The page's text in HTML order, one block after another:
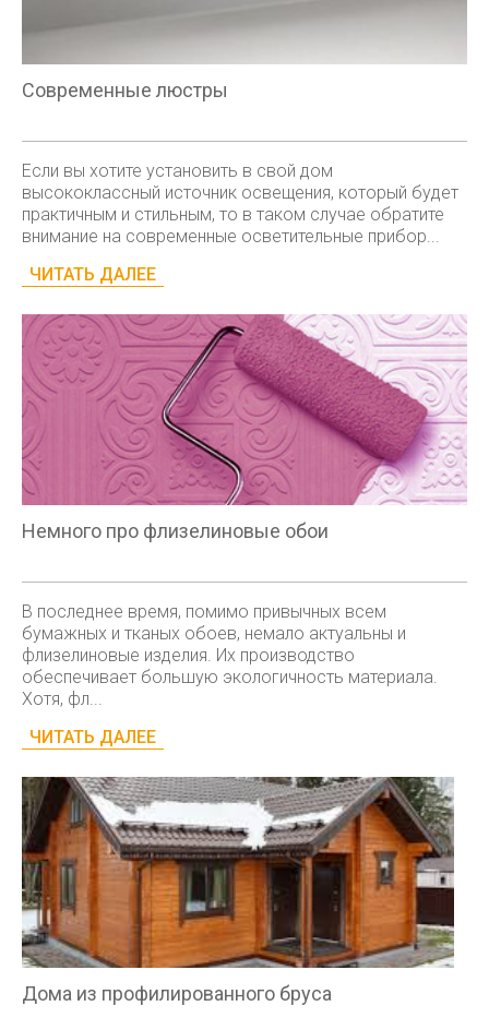
Современные люстры
Если вы хотите установить в свой дом
высококлассный источник освещения, который будет
практичным и стильным, то в таком случае обратите
внимание на современные осветительные прибор...
ЧИТАТЬ ДАЛЕЕ
Немного про флизелиновые обои
В последнее время, помимо привычных всем
бумажных и тканых обоев, немало актуальны и
флизелиновые изделия. Их производство
обеспечивает большую экологичность материала.
Хотя, фл...
ЧИТАТЬ ДАЛЕЕ
Дома из профилированного бруса